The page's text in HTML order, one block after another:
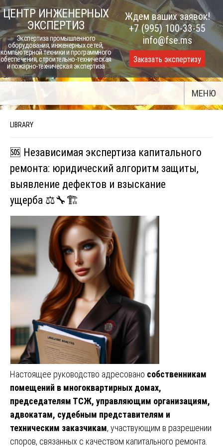
Skip
to
content
ЦЕНТР ИНЖЕНЕРНЫХ
ЭКСПЕРТИЗ
Экспертиза промышленного
оборудования, инженерных сетей,
компьютерной техники и программного
обеспечения, строительно-техническая
и пожарно-техническая экспертиза
Ждем ваших заявок!
+7 (995) 100-33-55
info@fse.ms
Заказать экспертизу
МЕНЮ
LIBRARY
🆘 Независимая экспертиза капитального
ремонта: юридический алгоритм защиты,
выявление дефектов и взыскание
ущерба ⚖️🔧🏗️
Настоящее руководство адресовано собственникам
помещений в многоквартирных домах,
председателям ТСЖ, управляющим организациям,
адвокатам, судебным представителям и
техническим заказчикам, участвующим в разрешении
споров, связанных с качеством капитального ремонта.